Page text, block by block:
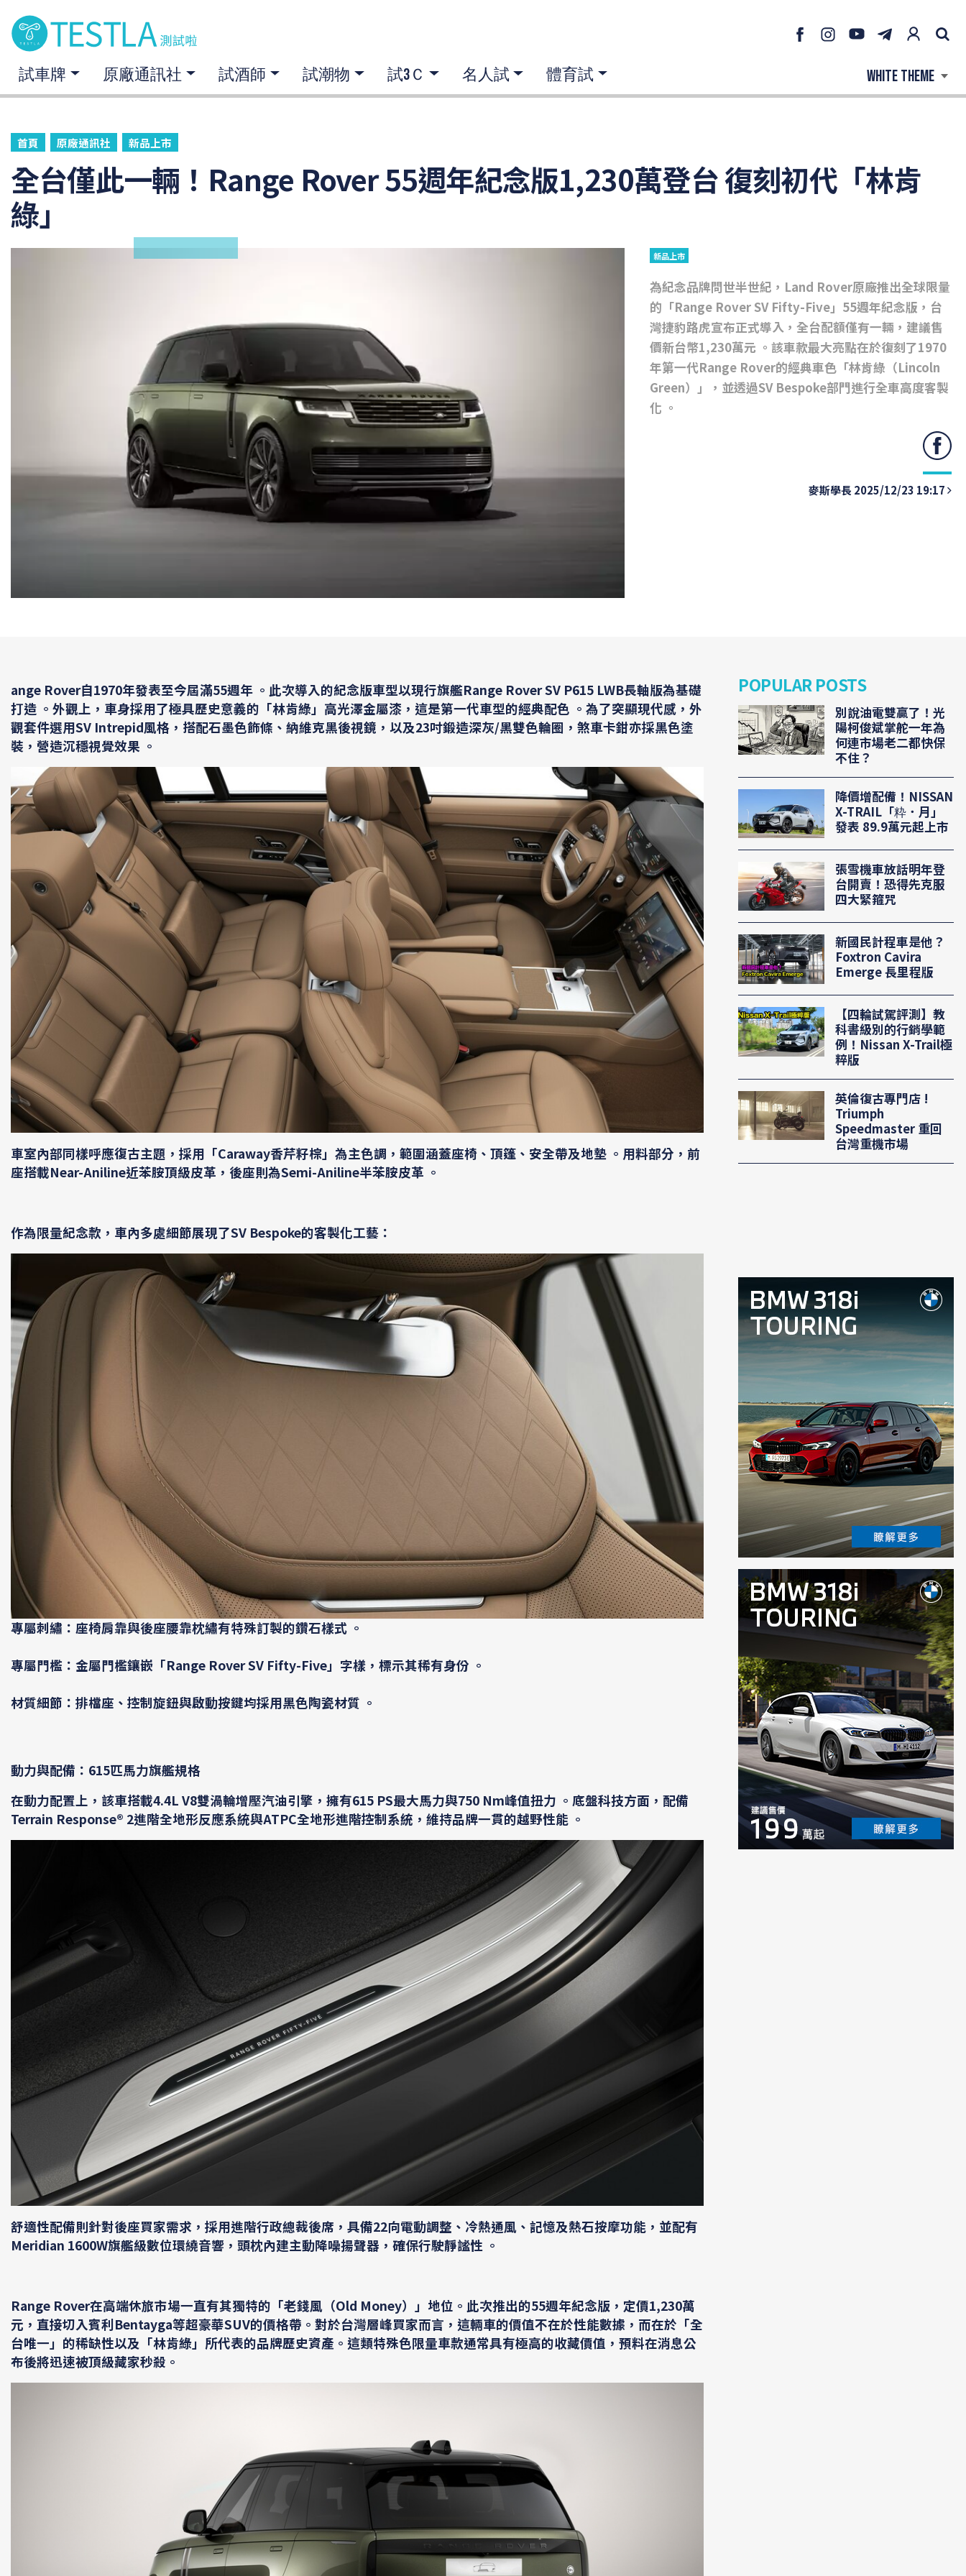
試車牌 原廠通訊社 試酒師 試潮物 試3Ｃ 名人試 體育試
首頁 原廠通訊社 新品上市
全台僅此一輛！Range Rover 55週年紀念版1,230萬登台 復刻初代「林肯
綠」
新品上市
為紀念品牌問世半世紀，Land Rover原廠推出全球限量
的「Range Rover SV Fifty-Five」55週年紀念版，台
灣捷豹路虎宣布正式導入，全台配額僅有一輛，建議售
價新台幣1,230萬元 。該車款最大亮點在於復刻了1970
年第一代Range Rover的經典車色「林肯綠（Lincoln
Green）」，並透過SV Bespoke部門進行全車高度客製
化 。
麥斯學長 2025/12/23 19:17
ange Rover自1970年發表至今屆滿55週年 。此次導入的紀念版車型以現行旗艦Range Rover SV P615 LWB長軸版為基礎
打造 。外觀上，車身採用了極具歷史意義的「林肯綠」高光澤金屬漆，這是第一代車型的經典配色 。為了突顯現代感，外
觀套件選用SV Intrepid風格，搭配石墨色飾條、納維克黑後視鏡，以及23吋鍛造深灰/黑雙色輪圈，煞車卡鉗亦採黑色塗
裝，營造沉穩視覺效果 。
車室內部同樣呼應復古主題，採用「Caraway香芹籽棕」為主色調，範圍涵蓋座椅、頂篷、安全帶及地墊 。用料部分，前
座搭載Near-Aniline近苯胺頂級皮革，後座則為Semi-Aniline半苯胺皮革 。
作為限量紀念款，車內多處細節展現了SV Bespoke的客製化工藝：
專屬刺繡：座椅肩靠與後座腰靠枕繡有特殊訂製的鑽石樣式 。
專屬門檻：金屬門檻鑲嵌「Range Rover SV Fifty-Five」字樣，標示其稀有身份 。
材質細節：排檔座、控制旋鈕與啟動按鍵均採用黑色陶瓷材質 。
動力與配備： 615匹馬力旗艦規格
在動力配置上，該車搭載4.4L V8雙渦輪增壓汽油引擎，擁有615 PS最大馬力與750 Nm峰值扭力 。底盤科技方面，配備
Terrain Response® 2進階全地形反應系統與ATPC全地形進階控制系統，維持品牌一貫的越野性能 。
舒適性配備則針對後座買家需求，採用進階行政總裁後席，具備22向電動調整、冷熱通風、記憶及熱石按摩功能，並配有
Meridian 1600W旗艦級數位環繞音響，頭枕內建主動降噪揚聲器，確保行駛靜謐性 。
Range Rover在高端休旅市場一直有其獨特的「老錢風（Old Money）」地位。此次推出的55週年紀念版，定價1,230萬
元，直接切入賓利Bentayga等超豪華SUV的價格帶。對於台灣層峰買家而言，這輛車的價值不在於性能數據，而在於「全
台唯一」的稀缺性以及「林肯綠」所代表的品牌歷史資產。這類特殊色限量車款通常具有極高的收藏價值，預料在消息公
布後將迅速被頂級藏家秒殺。
POPULAR POSTS
別說油電雙贏了！光
陽柯俊斌掌舵一年為
何連市場老二都快保
不住？
降價增配備！NISSAN
X-TRAIL「粋．月」
發表 89.9萬元起上市
張雪機車放話明年登
台開賣！恐得先克服
四大緊箍咒
新國民計程車是他？
Foxtron Cavira
Emerge 長里程版
【四輪試駕評測】教
科書級別的行銷學範
例！Nissan X-Trail極
粹版
英倫復古專門店 !
Triumph
Speedmaster 重回
台灣重機市場